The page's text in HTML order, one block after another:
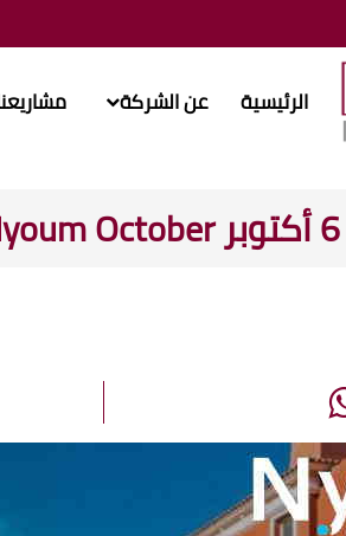
الرئيسية عن الشركة